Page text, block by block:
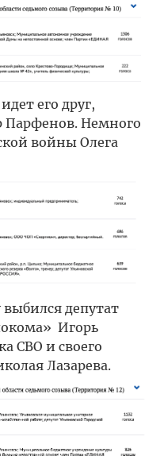
его друг,
Парфенов. Немного
войны Олега
депутат
Игорь
СВО и своего
Лазарева.